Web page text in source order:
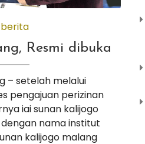
berita
Resmi dibuka
– setelah melalui
pengajuan perizinan
iai sunan kalijogo
nama institut
kalijogo malang